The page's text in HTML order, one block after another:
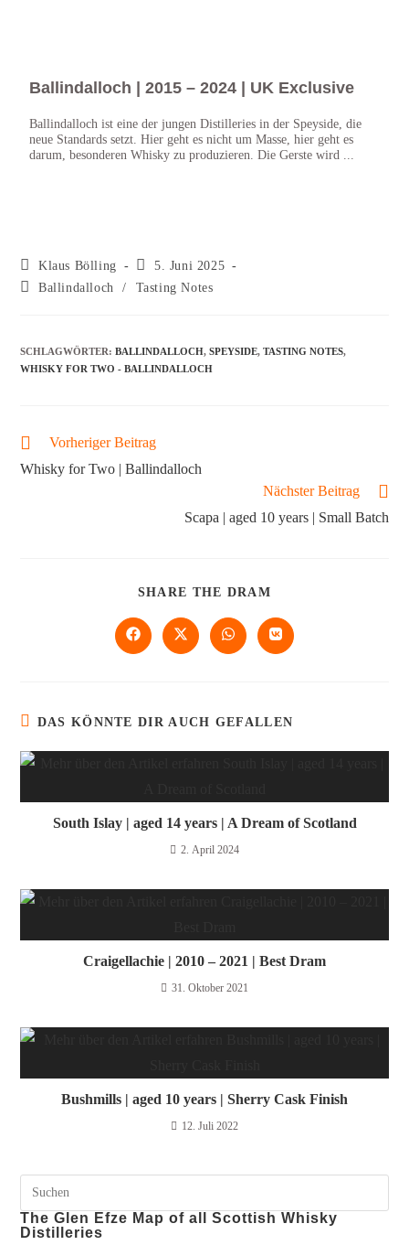
Ballindalloch | 2015 – 2024 | UK Exclusive
Ballindalloch ist eine der jungen Distilleries in der Speyside, die
neue Standards setzt. Hier geht es nicht um Masse, hier geht es
darum, besonderen Whisky zu produzieren. Die Gerste wird ...
Klaus Bölling
5. Juni 2025
Ballindalloch
/ Tasting Notes
SCHLAGWÖRTER:BALLINDALLOCH, SPEYSIDE, TASTING NOTES,
WHISKY FOR TWO - BALLINDALLOCH
Vorheriger Beitrag
Whisky for Two | Ballindalloch
Nächster Beitrag
Scapa | aged 10 years | Small Batch
SHARE THE DRAM
DAS KÖNNTE DIR AUCH GEFALLEN
South Islay | aged 14 years | A Dream of Scotland
2. April 2024
Craigellachie | 2010 – 2021 | Best Dram
31. Oktober 2021
Bushmills | aged 10 years | Sherry Cask Finish
12. Juli 2022
The Glen Efze Map of all Scottish Whisky
Distilleries